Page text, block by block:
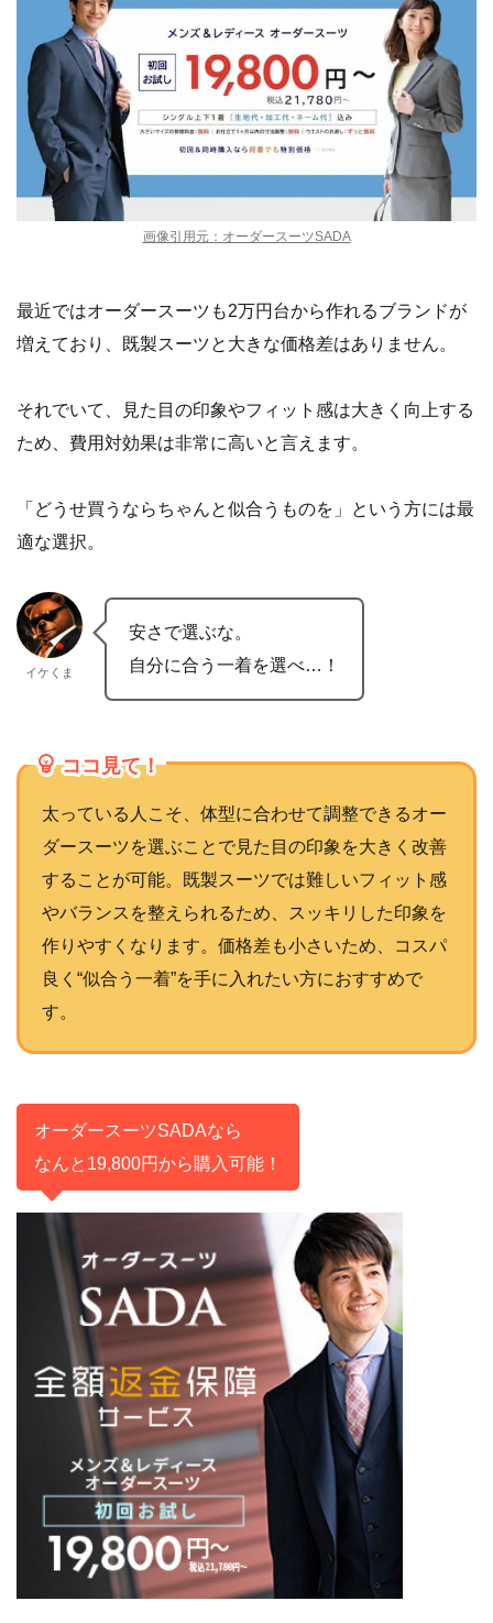
画像引用元：オーダースーツSADA
最近ではオーダースーツも2万円台から作れるブランドが
増えており、既製スーツと大きな価格差はありません。
それでいて、見た目の印象やフィット感は大きく向上する
ため、費用対効果は非常に高いと言えます。
「どうせ買うならちゃんと似合うものを」という方には最
適な選択。
イケくま
安さで選ぶな。
自分に合う一着を選べ…！
ココ見て！
太っている人こそ、体型に合わせて調整できるオー
ダースーツを選ぶことで見た目の印象を大きく改善
することが可能。既製スーツでは難しいフィット感
やバランスを整えられるため、スッキリした印象を
作りやすくなります。価格差も小さいため、コスパ
良く“似合う一着”を手に入れたい方におすすめで
す。
オーダースーツSADAなら
なんと19,800円から購入可能！